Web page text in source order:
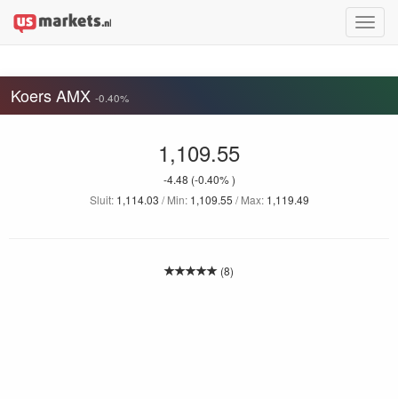
Toggle
Koers AMX -0.40%
1,109.55
-4.48 (-0.40% )
Sluit:1,114.03 / Min:1,109.55 / Max:1,119.49
(8)